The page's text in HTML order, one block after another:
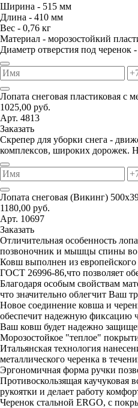
Ширина - 515 мм
Длина - 410 мм
Вес - 0,76 кг
Материал - морозостойкий
Диаметр отверстия под черенок
Лопата снеговая пластиковая с
1025,00 руб.
Арт. 4813
Заказать
Скрепер для уборки снега -
комплексов, широких дорожек.
Лопата снеговая (Викинг)
1180,00 руб.
Арт. 10697
Заказать
Отличительная особенность
позвоночник и мышцы спины во
Ковш выполнен из европейского
ГОСТ 26996-86,что позволяет
Благодаря особым свойствам
что значительно облегчит Ваш
Новое соединение ковша и
обеспечит надежную фиксацию
Ваш ковш будет надежно
Морозостойкое "теплое"
Итальянская технология
металлического черенка в
Эргономичная форма ручки
Противоскользящая каучуковая
рукоятки и делает работу
Черенок стальной ERGO, с